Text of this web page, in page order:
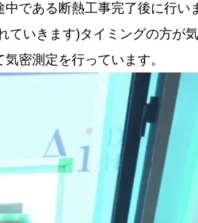
である断熱工事完了後に行い
いきます)タイミングの方が
密測定を行っています。